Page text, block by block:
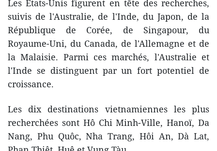
Les États-Unis figurent en tête des recherches,
suivis de l'Australie, de l'Inde, du Japon, de la
République de Corée, de Singapour, du
Royaume-Uni, du Canada, de l'Allemagne et de
la Malaisie. Parmi ces marchés, l'Australie et
l'Inde se distinguent par un fort potentiel de
croissance.
Les dix destinations vietnamiennes les plus
recherchées sont Hô Chi Minh-Ville, Hanoï, Da
Nang, Phu Quôc, Nha Trang, Hôi An, Dà Lat,